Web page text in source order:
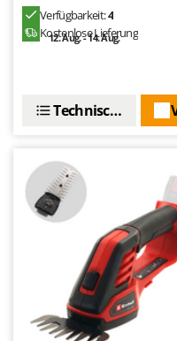
NuovaFac
Olix
Omas
Ompagrill
Ooni
Oriental Koshin
Outdoorchef
Palazzetti
Verfügbarkeit:4
Kostenlose Lieferung
12. Aug. - 14. Aug.
Technische Daten